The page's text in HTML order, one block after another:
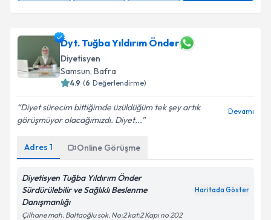
Dyt. Tuğba Yıldırım Önder
Diyetisyen
Samsun, Bafra
4.9 (6 Değerlendirme)
Diyet sürecim bittiğimde üzüldüğüm tek şey artık
görüşmüyor olacağımızdı. Diyet...
Devamı
Adres 1 Online Görüşme
Diyetisyen Tuğba Yıldırım Önder
Sürdürülebilir ve Sağlıklı Beslenme
Danışmanlığı
Haritada Göster
Çilhane mah. Baltaoğlu sok. No:2 kat:2 Kapı no 202